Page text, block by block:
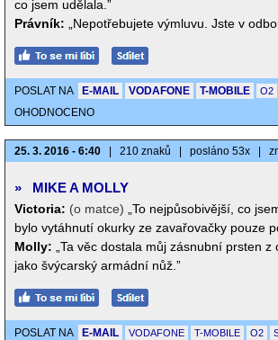
co jsem udělala.”
Právník:
„Nepotřebujete výmluvu. Jste v
POSLAT NA E-MAIL VODAFONE T-MOBILE O2
OHODNOCENO
25. 3. 2016 - 6:40 210 znaků posláno 53x
» MIKE A MOLLY
Victoria: (o matce)
„To nejpůsobivější, co
bylo vytáhnutí okurky ze zavařovačky pouze
Molly:
„Ta věc dostala můj zásnubní prsten
jako švýcarský armádní nůž.”
POSLAT NA E-MAIL VODAFONE T-MOBILE O2